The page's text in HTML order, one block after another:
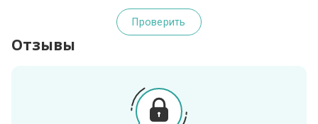
Проверить
Отзывы